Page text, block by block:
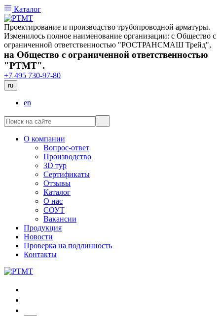
Каталог
Проектирование и производство трубопроводной арматуры.
Изменилось полное наименование организации: с Общество с
ограниченной ответственностью "РОСТРАНСМАШ Трейд",
на Общество с ограниченной ответственностью
"РТМТ".
+7 495 730-97-80
ru
en
О компании
Вопрос-ответ
Производство
3D тур
Сертификаты
Отзывы
Каталог
О нас
СОУТ
Вакансии
Продукция
Новости
Проверка на подлинность
Контакты